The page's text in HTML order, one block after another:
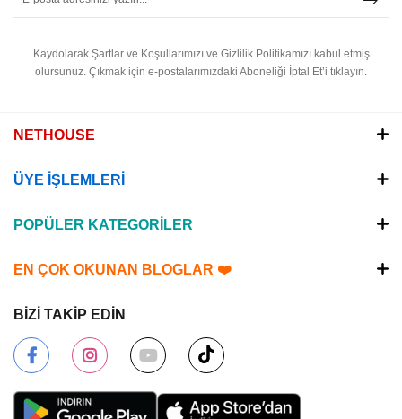
Kaydolarak Şartlar ve Koşullarımızı ve Gizlilik Politikamızı kabul etmiş
olursunuz. Çıkmak için e-postalarımızdaki Aboneliği İptal Et’i tıklayın.
NETHOUSE
ÜYE İŞLEMLERİ
POPÜLER KATEGORİLER
EN ÇOK OKUNAN BLOGLAR ❤️
BİZİ TAKİP EDİN